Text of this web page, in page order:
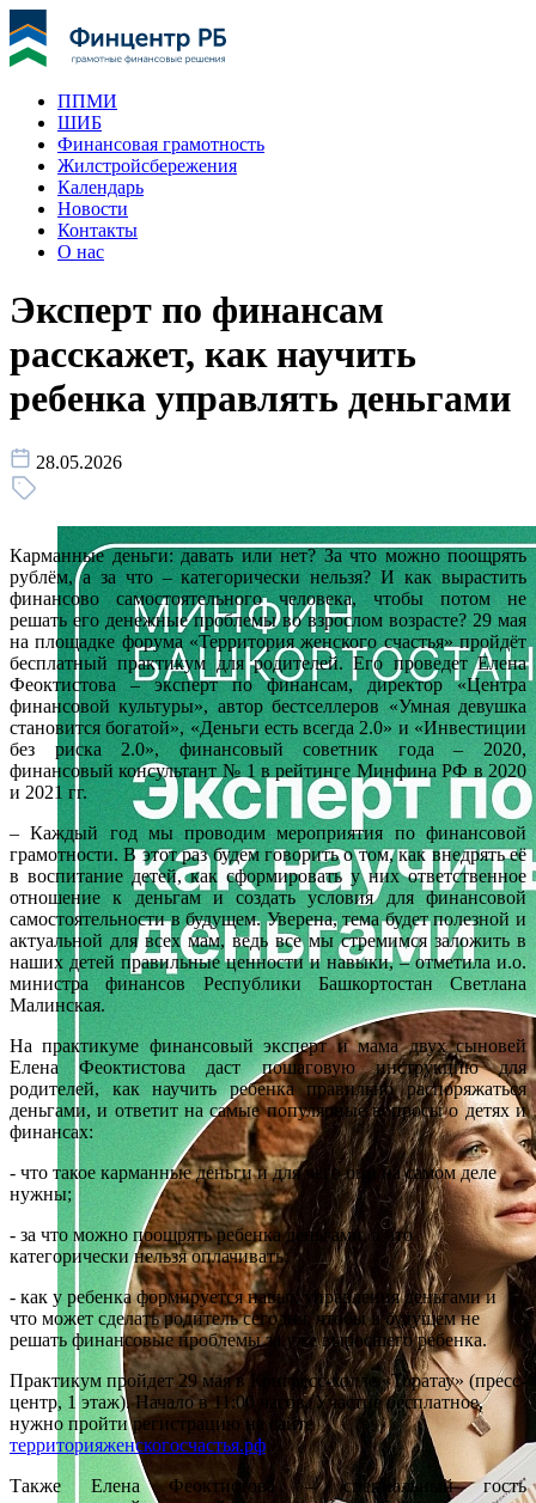
ППМИ
ШИБ
Финансовая грамотность
Жилстройсбережения
Календарь
Новости
Контакты
О нас
Эксперт по финансам
расскажет, как научить
ребенка управлять деньгами
28.05.2026
Карманные деньги: давать или нет? За что можно поощрять
рублём, а за что – категорически нельзя? И как вырастить
финансово самостоятельного человека, чтобы потом не
решать его денежные проблемы во взрослом возрасте? 29 мая
на площадке форума «Территория женского счастья» пройдёт
бесплатный практикум для родителей. Его проведет Елена
Феоктистова – эксперт по финансам, директор «Центра
финансовой культуры», автор бестселлеров «Умная девушка
становится богатой», «Деньги есть всегда 2.0» и «Инвестиции
без риска 2.0», финансовый советник года – 2020,
финансовый консультант № 1 в рейтинге Минфина РФ в 2020
и 2021 гг.
– Каждый год мы проводим мероприятия по финансовой
грамотности. В этот раз будем говорить о том, как внедрять её
в воспитание детей, как сформировать у них ответственное
отношение к деньгам и создать условия для финансовой
самостоятельности в будущем. Уверена, тема будет полезной и
актуальной для всех мам, ведь все мы стремимся заложить в
наших детей правильные ценности и навыки, – отметила и.о.
министра финансов Республики Башкортостан Светлана
Малинская.
На практикуме финансовый эксперт и мама двух сыновей
Елена Феоктистова даст пошаговую инструкцию для
родителей, как научить ребенка правильно распоряжаться
деньгами, и ответит на самые популярные вопросы о детях и
финансах:
- что такое карманные деньги и для чего они на самом деле
нужны;
- за что можно поощрять ребенка деньгами, а что
категорически нельзя оплачивать;
- как у ребенка формируется навык управления деньгами и
что может сделать родитель сегодня, чтобы в будущем не
решать финансовые проблемы за уже выросшего ребенка.
Практикум пройдет 29 мая в Конгресс-холле «Торатау» (пресс-
центр, 1 этаж). Начало в 11:00 часов. Участие бесплатное,
нужно пройти регистрацию на сайте
территорияженскогосчастья.рф
Также Елена Феоктистова – специальный гость